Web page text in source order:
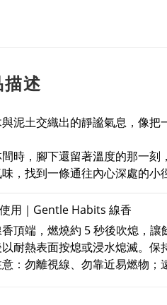
述
與泥土交織出的靜謐氣息，像把
時，腳下還留著溫度的那一刻，
，找到一條通往內心深處的小
用｜Gentle Habits 線香
頂端，燃燒約 5 秒後吹熄，讓
耐熱表面按熄或浸水熄滅。保
：勿離視線、勿靠近易燃物；